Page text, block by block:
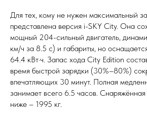
Для тех, кому не нужен максимальный
представлена версия i-SKY City. Она
мощный 204-сильный двигатель,
км/ч за 8.5 с) и габариты, но
64.4 кВт·ч. Запас хода City Edition
время быстрой зарядки (30%–80%)
впечатляющих 30 минут. Полная
занимает всего 6.5 часов.
ниже – 1995 кг.